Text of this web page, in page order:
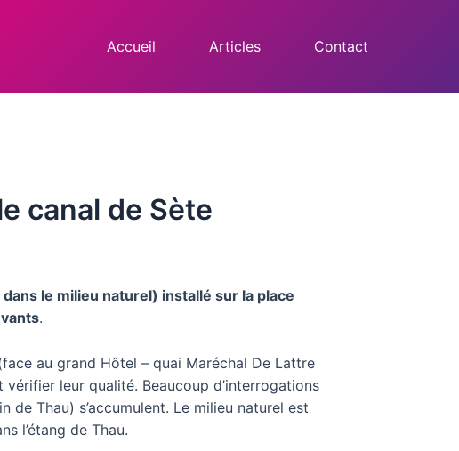
Accueil Articles Contact
canal de Sète
le milieu naturel) installé sur la place
.
au grand Hôtel – quai Maréchal De Lattre
leur qualité. Beaucoup d’interrogations
Thau) s’accumulent. Le milieu naturel est
l’étang de Thau.